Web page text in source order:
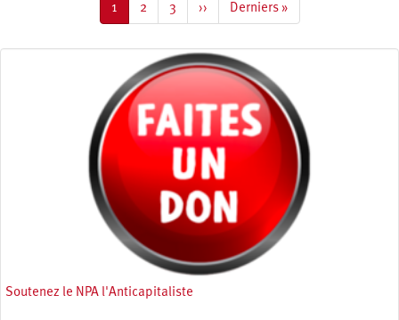
Page
courante
1 Page
2 Page
3
Page
suivante
››
Dernière
page
Derniers »
Soutenez le NPA l'Anticapitaliste